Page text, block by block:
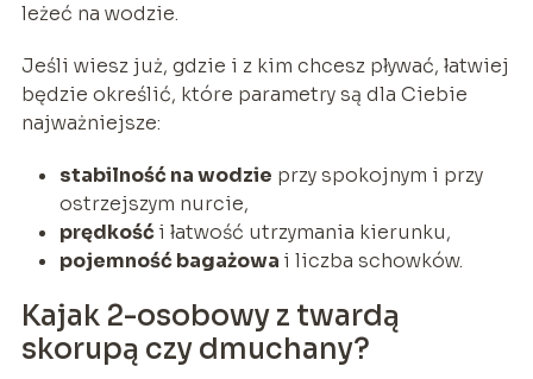
leżeć na wodzie.
Jeśli wiesz już, gdzie i z kim chcesz pływać, łatwiej
będzie określić, które parametry są dla Ciebie
najważniejsze:
stabilność na wodzie przy spokojnym i przy
ostrzejszym nurcie,
prędkośći łatwość utrzymania kierunku,
pojemność bagażowa i liczba schowków.
Kajak 2-osobowy z twardą
skorupą czy dmuchany?